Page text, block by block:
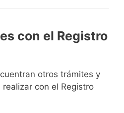
con el Registro
otros trámites y
con el Registro